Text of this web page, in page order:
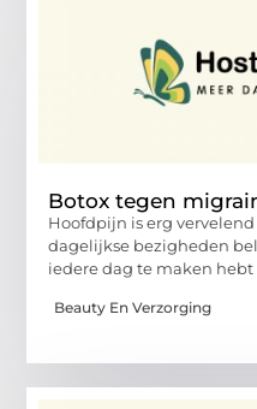
Botox tegen
Hoofdpijn is erg
dagelijkse bezigheden
iedere dag te maken
Beauty En Verzorging